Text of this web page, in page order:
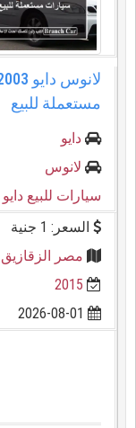
مستعملة للبيع
دايو
لانوس
سيارات للبيع دايو
السعر: 1 جنية
مصر الزقازيق
2015